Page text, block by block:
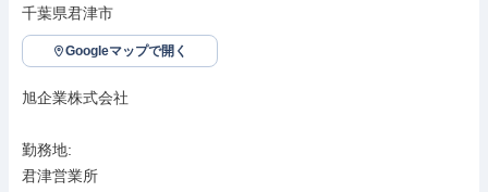
千葉県君津市
Googleマップで開く
旭企業株式会社
勤務地:
君津営業所